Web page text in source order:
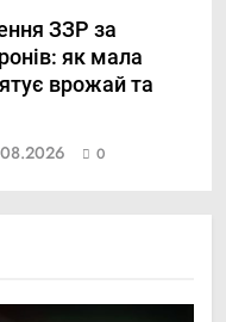
ЗЗР за
як мала
врожай та
0